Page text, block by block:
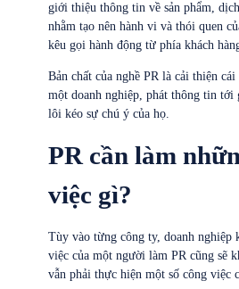
giới thiệu thông tin về sản phẩm,
nhằm tạo nên hành vi và thói quen
kêu gọi hành động từ phía khách
Bản chất của nghề PR là cải thiện
một doanh nghiệp, phát thông tin tới
lôi kéo sự chú ý của họ.
PR cần làm
việc gì?
Tùy vào từng công ty, doanh nghiệp
việc của một người làm PR cũng sẽ
vẫn phải thực hiện một số công việc